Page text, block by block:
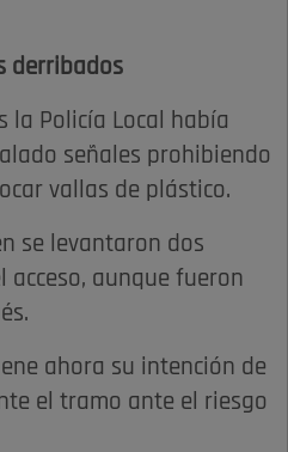
derribados
la Policía Local había
señales prohibiendo
vallas de plástico.
se levantaron dos
acceso, aunque fueron
ahora su intención de
el tramo ante el riesgo